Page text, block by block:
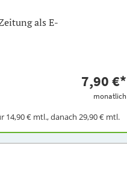
als E-
7,90 €*
monatlich
14,90 €mtl., danach 29,90 €mtl.